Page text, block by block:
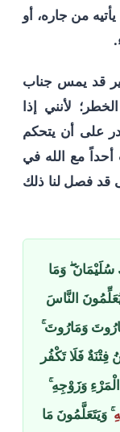
من جاره، أو
قد يمس جناب
لأنني إذا
على أن يتحكم
مع الله في
قد فصل لنا ذلك
سُلَيْمَانَ ۖ وَمَا
النَّاسَ
وَمَارُوتَ
فَلَا تَكْفُر
وَزَوْجِهِ
ۚ وَيَتَعَلَّمُونَ مَا